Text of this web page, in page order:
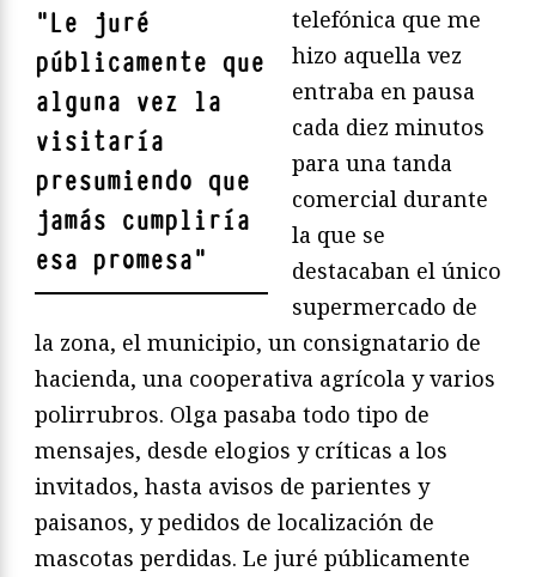
"Le juré
públicamente que
alguna vez la
visitaría
presumiendo que
jamás cumpliría
esa promesa"
telefónica que me
hizo aquella vez
entraba en pausa
cada diez minutos
para una tanda
comercial durante
la que se
destacaban el único
supermercado de
la zona, el municipio, un consignatario de
hacienda, una cooperativa agrícola y varios
polirrubros. Olga pasaba todo tipo de
mensajes, desde elogios y críticas a los
invitados, hasta avisos de parientes y
paisanos, y pedidos de localización de
mascotas perdidas. Le juré públicamente